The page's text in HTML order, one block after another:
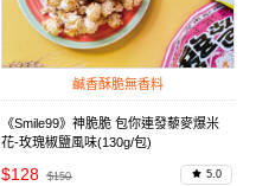
鹹香酥脆無香料
《Smile99》神脆脆 包你連發藜麥爆米
花-玫瑰椒鹽風味(130g/包)
$128 $150 5.0